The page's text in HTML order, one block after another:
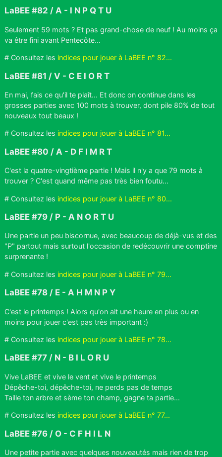
LaBEE #82 / A - I N P Q T U
Seulement 59 mots ? Et pas grand-chose de neuf ! Au moins ça
va être fini avant Pentecôte...
# Consultez les indices pour jouer à LaBEE n° 82...
LaBEE #81 / V - C E I O R T
En mai, fais ce qu'il te plaît... Et donc on continue dans les
grosses parties avec 100 mots à trouver, dont pile 80% de tout
nouveaux tout beaux !
# Consultez les indices pour jouer à LaBEE n° 81...
LaBEE #80 / A - D F I M R T
C'est la quatre-vingtième partie ! Mais il n'y a que 79 mots à
trouver ? C'est quand même pas très bien foutu...
# Consultez les indices pour jouer à LaBEE n° 80...
LaBEE #79 / P - A N O R T U
Une partie un peu biscornue, avec beaucoup de déjà-vus et des
"P" partout mais surtout l'occasion de redécouvrir une comptine
surprenante !
# Consultez les indices pour jouer à LaBEE n° 79...
LaBEE #78 / E - A H M N P Y
C'est le printemps ! Alors qu'on ait une heure en plus ou en
moins pour jouer c'est pas très important :)
# Consultez les indices pour jouer à LaBEE n° 78...
LaBEE #77 / N - B I L O R U
Vive LaBEE et vive le vent et vive le printemps
Dépêche-toi, dépêche-toi, ne perds pas de temps
Taille ton arbre et sème ton champ, gagne ta partie...
# Consultez les indices pour jouer à LaBEE n° 77...
LaBEE #76 / O - C F H I L N
Une petite partie avec quelques nouveautés mais rien de trop